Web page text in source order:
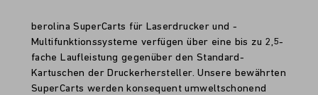
berolina SuperCarts für Laserdrucker und -
Multifunktionssysteme verfügen über eine bis zu 2,5-
fache Laufleistung gegenüber den Standard-
Kartuschen der Druckerhersteller. Unsere bewährten
SuperCarts werden konsequent umweltschonend